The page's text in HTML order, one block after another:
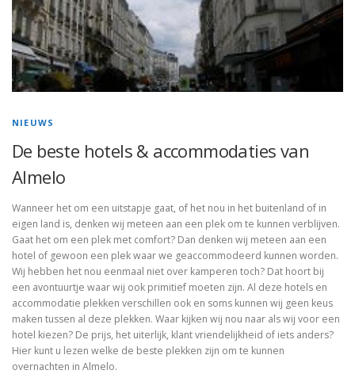
NIEUWS
De beste hotels & accommodaties van
Almelo
Wanneer het om een uitstapje gaat, of het nou in het buitenland of in
eigen land is, denken wij meteen aan een plek om te kunnen verblijven.
Gaat het om een plek met comfort? Dan denken wij meteen aan een
hotel of gewoon een plek waar we geaccommodeerd kunnen worden.
Wij hebben het nou eenmaal niet over kamperen toch? Dat hoort bij
een avontuurtje waar wij ook primitief moeten zijn. Al deze hotels en
accommodatie plekken verschillen ook en soms kunnen wij geen keus
maken tussen al deze plekken. Waar kijken wij nou naar als wij voor een
hotel kiezen? De prijs, het uiterlijk, klant vriendelijkheid of iets anders?
Hier kunt u lezen welke de beste plekken zijn om te kunnen
overnachten in Almelo.